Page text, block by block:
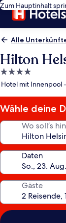
Zum Hauptinhalt
Alle
Hilton
4.0-
Sterne-
Hotel mit Innenpool
Wähle deine
Wo soll’s
Daten
Gäste